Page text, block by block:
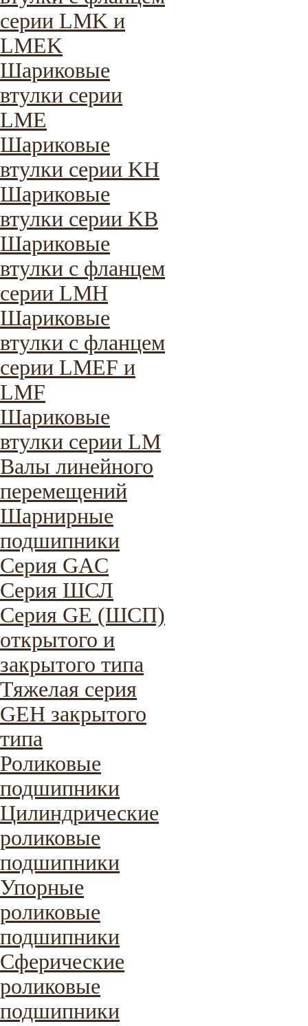
серии LMK и
LMEK
Шариковые
втулки серии
LME
Шариковые
втулки серии KH
Шариковые
втулки серии KB
Шариковые
втулки с фланцем
серии LMH
Шариковые
втулки с фланцем
серии LMEF и
LMF
Шариковые
втулки серии LM
Валы линейного
перемещений
Шарнирные
подшипники
Серия GAC
Cерия ШСЛ
Серия GE (ШСП)
открытого и
закрытого типа
Тяжелая серия
GEH закрытого
типа
Роликовые
подшипники
Цилиндрические
роликовые
подшипники
Упорные
роликовые
подшипники
Сферические
роликовые
подшипники